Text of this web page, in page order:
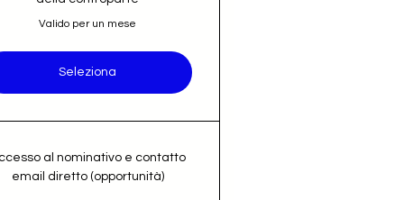
Valido per un mese
Seleziona
al nominativo e contatto
email diretto (opportunità)